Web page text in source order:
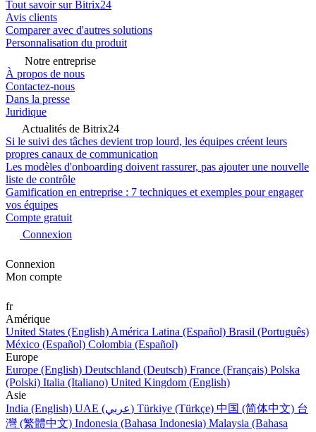
Tout savoir sur Bitrix24
Avis clients
Comparer avec d'autres solutions
Personnalisation du produit
Notre entreprise
À propos de nous
Contactez-nous
Dans la presse
Juridique
Actualités de Bitrix24
Si le suivi des tâches devient trop lourd, les équipes créent leurs
propres canaux de communication
Les modèles d'onboarding doivent rassurer, pas ajouter une nouvelle
liste de contrôle
Gamification en entreprise : 7 techniques et exemples pour engager
vos équipes
Compte gratuit
Connexion
Connexion
Mon compte
fr
Amérique
United States (English) América Latina (Español) Brasil (Português)
México (Español) Colombia (Español)
Europe
Europe (English) Deutschland (Deutsch) France (Français) Polska
(Polski) Italia (Italiano) United Kingdom (English)
Asie
India (English)
UAE (عربي) Türkiye (Türkçe) 中国 (简体中文) 台
灣 (繁體中文) Indonesia (Bahasa Indonesia) Malaysia (Bahasa